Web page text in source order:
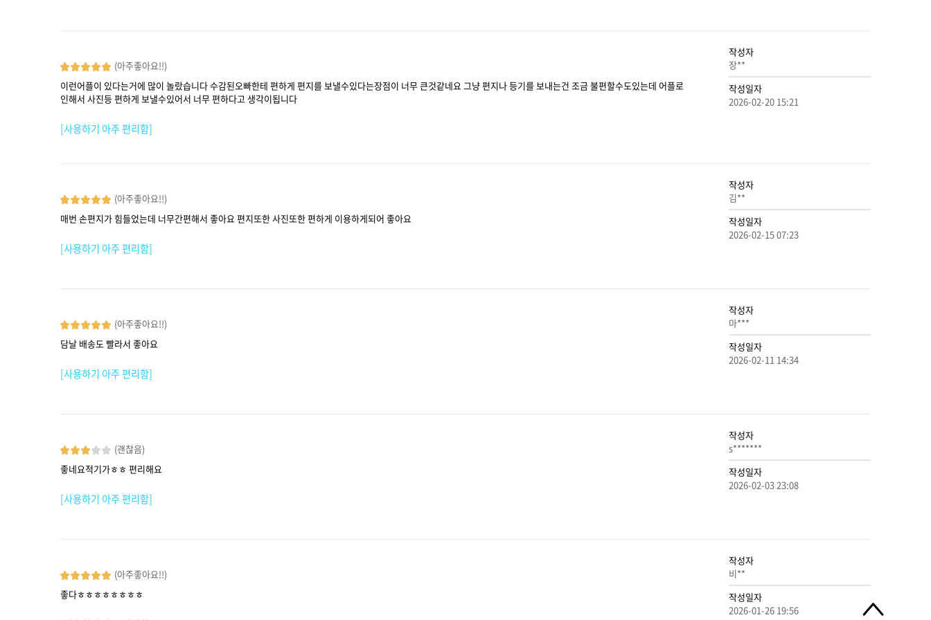
작성자
장**
작성일자
2026-02-20 15:21
(아주좋아요!!)
이런어플이 있다는거에 많이 놀랐습니다 수감된오빠한테 편하게 편지를 보낼수있다는장점이 너무 큰것같네요 그냥 편지나 등기를 보내는건 조금 불편할수도있는데 어플로
인해서 사진등 편하게 보낼수있어서 너무 편하다고 생각이됩니다
[사용하기 아주 편리함]
작성자
김**
작성일자
2026-02-15 07:23
(아주좋아요!!)
매번 손편지가 힘들었는데 너무간편해서 좋아요 편지또한 사진또한 편하게 이용하게되어 좋아요
[사용하기 아주 편리함]
작성자
마***
작성일자
2026-02-11 14:34
(아주좋아요!!)
담날 배송도 빨라서 좋아요
[사용하기 아주 편리함]
작성자
s*******
작성일자
2026-02-03 23:08
(괜찮음)
좋네요적기가ㅎㅎ 편리해요
[사용하기 아주 편리함]
작성자
비**
작성일자
2026-01-26 19:56
(아주좋아요!!)
좋다ㅎㅎㅎㅎㅎㅎㅎㅎ